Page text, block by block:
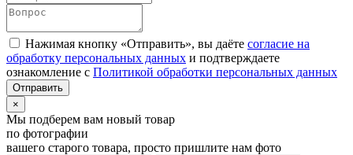
Нажимая кнопку «Отправить», вы даёте согласие на
обработку персональных данных и подтверждаете
ознакомление с Политикой обработки персональных данных
×
Мы подберем вам новый товар
по фотографии
вашего старого товара, просто пришлите нам фото